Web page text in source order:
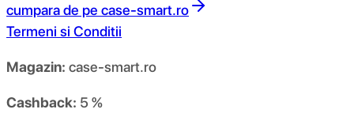
cumpara de pe case-smart.ro
Termeni si Conditii
Magazin: case-smart.ro
Cashback: 5 %